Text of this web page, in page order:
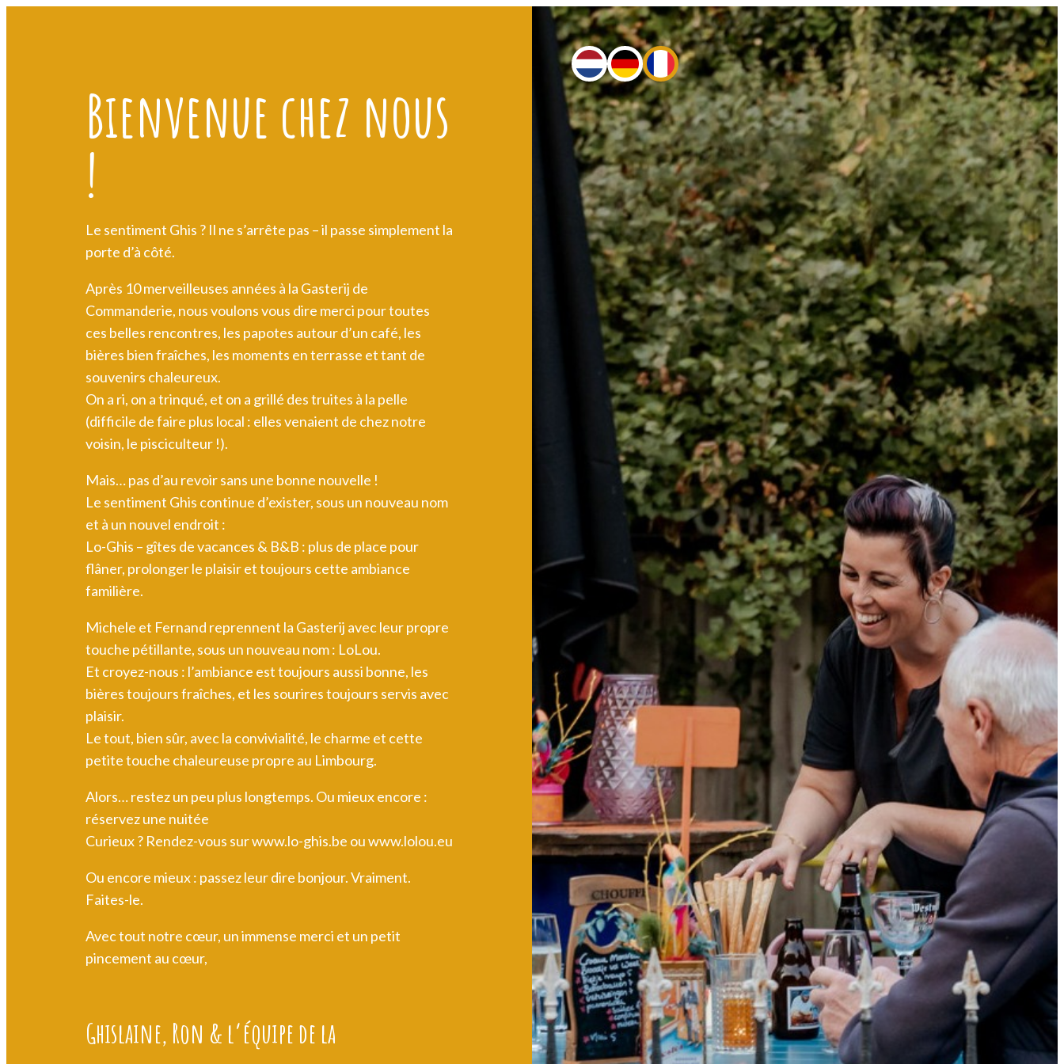
Bienvenue chez nous
!
Le sentiment Ghis ? Il ne s’arrête pas – il passe simplement la
porte d’à côté.
Après 10 merveilleuses années à la Gasterij de
Commanderie, nous voulons vous dire merci pour toutes
ces belles rencontres, les papotes autour d’un café, les
bières bien fraîches, les moments en terrasse et tant de
souvenirs chaleureux.
On a ri, on a trinqué, et on a grillé des truites à la pelle
(difficile de faire plus local : elles venaient de chez notre
voisin, le pisciculteur !).
Mais… pas d’au revoir sans une bonne nouvelle !
Le sentiment Ghis continue d’exister, sous un nouveau nom
et à un nouvel endroit :
Lo-Ghis – gîtes de vacances & B&B : plus de place pour
flâner, prolonger le plaisir et toujours cette ambiance
familière.
Michele et Fernand reprennent la Gasterij avec leur propre
touche pétillante, sous un nouveau nom : LoLou.
Et croyez-nous : l’ambiance est toujours aussi bonne, les
bières toujours fraîches, et les sourires toujours servis avec
plaisir.
Le tout, bien sûr, avec la convivialité, le charme et cette
petite touche chaleureuse propre au Limbourg.
Alors… restez un peu plus longtemps. Ou mieux encore :
réservez une nuitée
Curieux ? Rendez-vous surwww.lo-ghis.be ouwww.lolou.eu
Ou encore mieux : passez leur dire bonjour. Vraiment.
Faites-le.
Avec tout notre cœur, un immense merci et un petit
pincement au cœur,
Ghislaine, Ron & l’équipe de la